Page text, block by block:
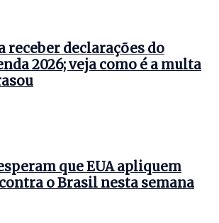
receber declarações do
2026; veja como é a multa
que EUA apliquem
o Brasil nesta semana